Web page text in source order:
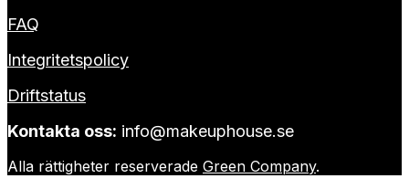
FAQ
Integritetspolicy
Driftstatus
Kontakta oss: info@makeuphouse.se
Alla rättigheter reserverade Green Company.